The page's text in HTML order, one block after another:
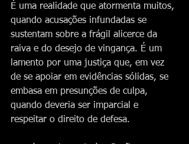
É uma realidade que atormenta muitos,
quando acusações infundadas se
sustentam sobre a frágil alicerce da
raiva e do desejo de vingança. É um
lamento por uma justiça que, em vez
de se apoiar em evidências sólidas, se
embasa em presunções de culpa,
quando deveria ser imparcial e
respeitar o direito de defesa.